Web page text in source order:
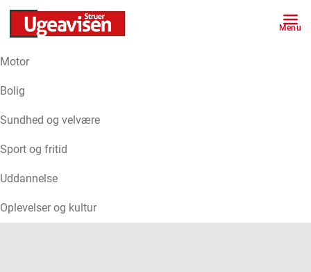
Menu
Motor
Bolig
Sundhed og velvære
Sport og fritid
Uddannelse
Oplevelser og kultur